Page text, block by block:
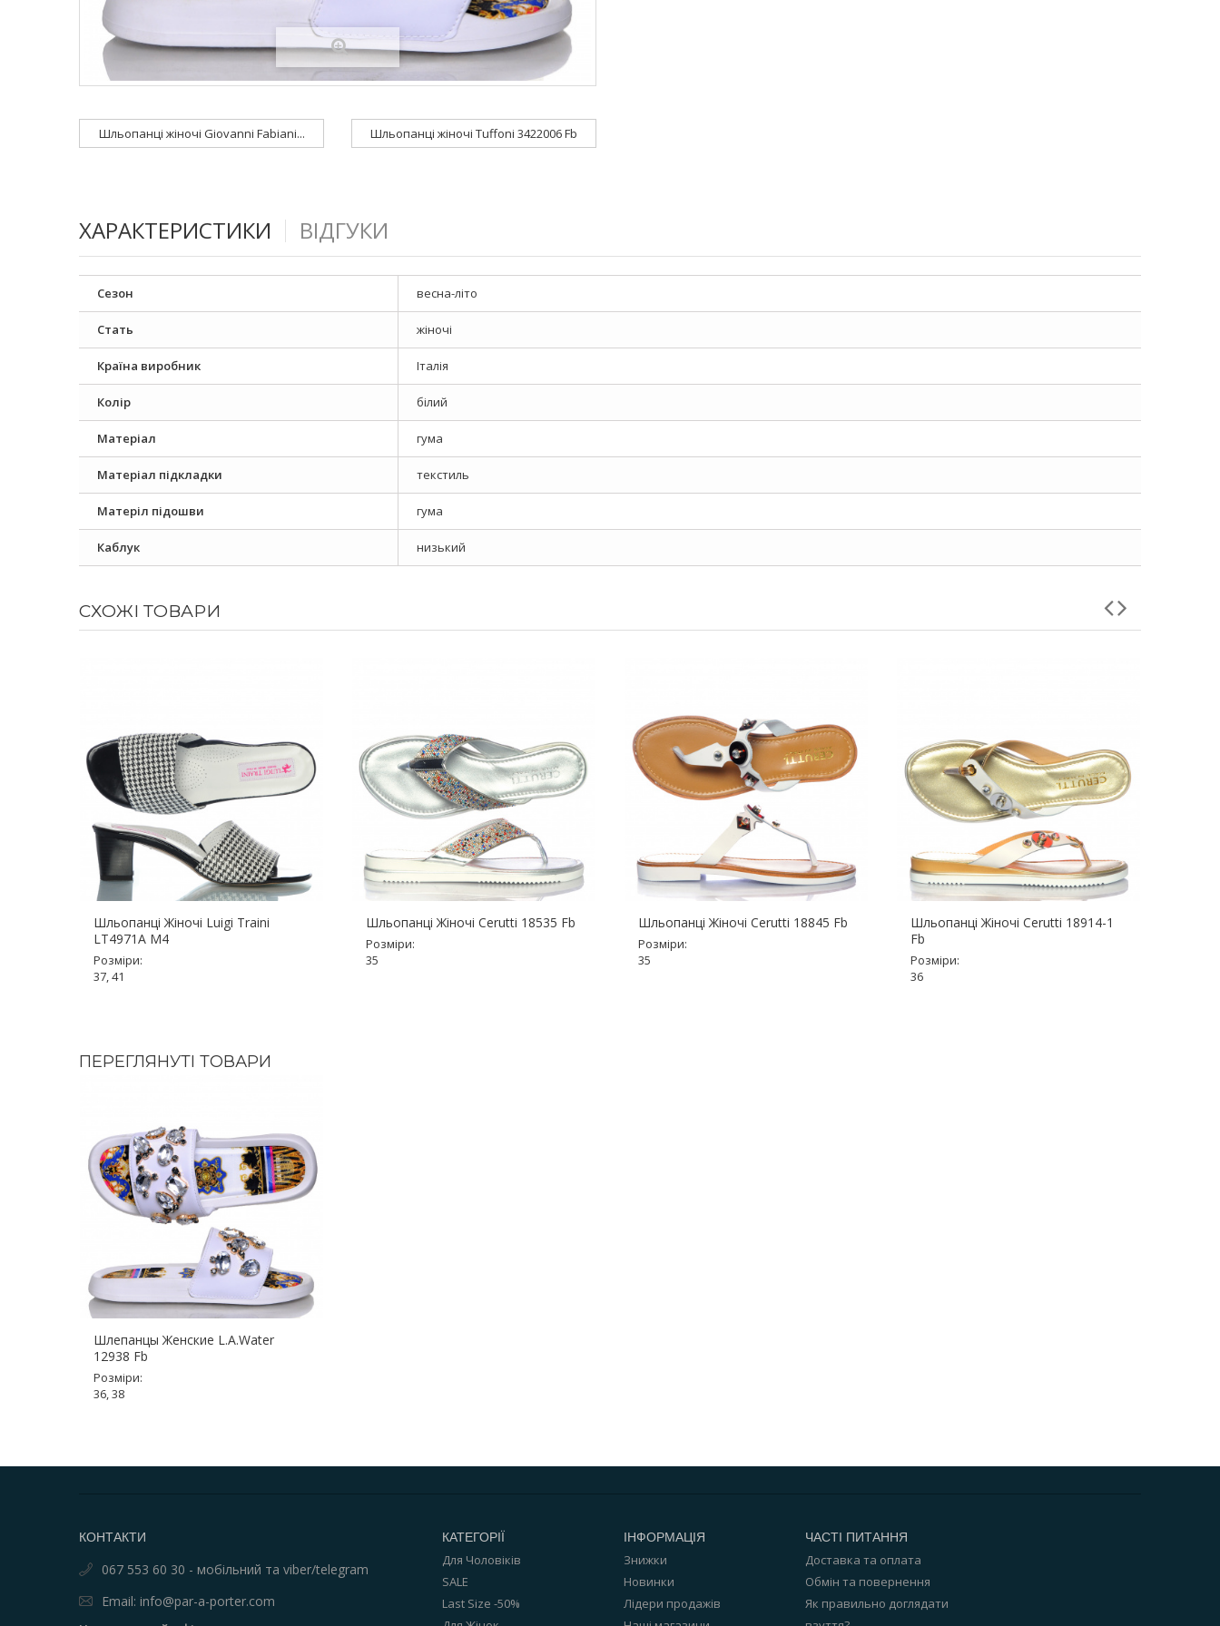
Шльопанці жіночі Giovanni Fabiani... Шльопанці жіночі Tuffoni 3422006 Fb
ХАРАКТЕРИСТИКИ ВІДГУКИ
Сезон весна-літо
Стать жіночі
Країна виробник Італія
Колір білий
Матеріал гума
Матеріал підкладки текстиль
Матеріл підошви гума
Каблук низький
СХОЖІ ТОВАРИ
Шльопанці Жіночі Luigi Traini
LT4971A M4
Розміри:
37, 41
Шльопанці Жіночі Cerutti 18535 Fb
Розміри:
35
Шльопанці Жіночі Cerutti 18845 Fb
Розміри:
35
Шльопанці Жіночі Cerutti 18914-1
Fb
Розміри:
36
ПЕРЕГЛЯНУТІ ТОВАРИ
Шлепанцы Женские L.A.Water
12938 Fb
Розміри:
36, 38
КОНТАКТИ
067 553 60 30 - мобільний та viber/telegram
Email: info@par-a-porter.com
КАТЕГОРІЇ
Для Чоловіків
SALE
Last Size -50%
ІНФОРМАЦІЯ
Знижки
Новинки
Лідери продажів
ЧАСТІ ПИТАННЯ
Доставка та оплата
Обмін та повернення
Як правильно доглядати